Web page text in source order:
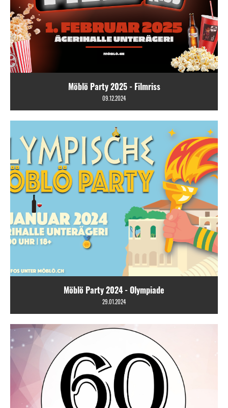
Möblö Party 2025 - Filmriss
09.12.2024
Möblö Party 2024 - Olympiade
29.01.2024